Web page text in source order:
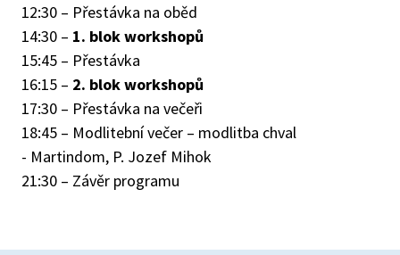
12:30 – Přestávka na oběd
14:30 – 1. blok workshopů
15:45 – Přestávka
16:15 – 2. blok workshopů
17:30 – Přestávka na večeři
18:45 – Modlitební večer – modlitba chval
- Martindom, P. Jozef Mihok
21:30 – Závěr programu